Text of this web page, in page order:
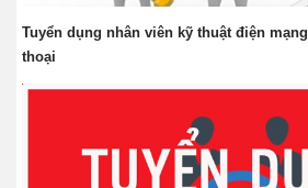
Tuyển dụng nhân viên kỹ thuật điện mạng
thoại